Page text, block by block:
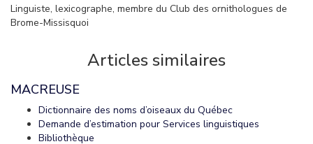
Linguiste, lexicographe, membre du Club des ornithologues de
Brome-Missisquoi
Articles similaires
MACREUSE
Dictionnaire des noms d’oiseaux du Québec
Demande d’estimation pour Services linguistiques
Bibliothèque